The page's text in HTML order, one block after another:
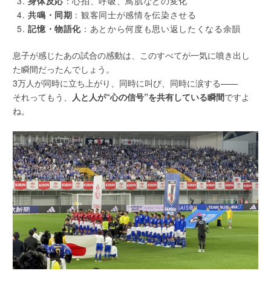
共鳴・同期 ：観客同士が感情を伝染させる
記憶・物語化 ：あとから何度も思い返したくなる余韻
息子が感じたあの試合の感動は、このすべてが一気に噴き出し
た瞬間だったんでしょう。
3万人が同時に立ち上がり、同時に叫び、同時に涙する——
それってもう、 人と人が“心の信号”を共有している瞬間ですよ
ね。